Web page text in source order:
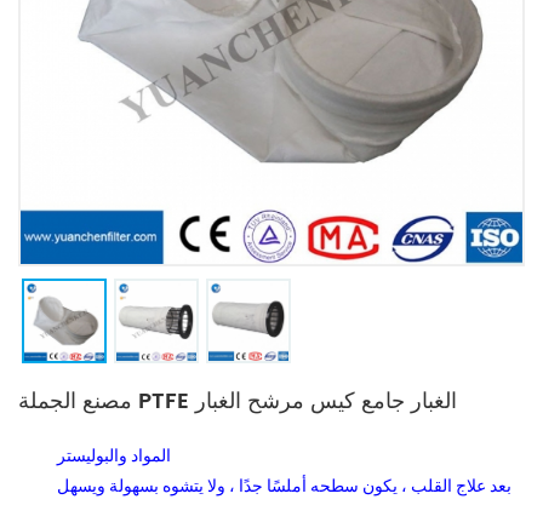
مصنع الجملة PTFE الغبار جامع كيس مرشح الغبار
المواد والبوليستر
بعد علاج القلب ، يكون سطحه أملسًا جدًا ، ولا يتشوه بسهولة ويسهل